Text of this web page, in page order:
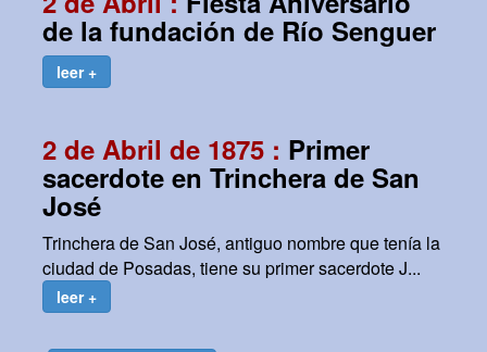
de la fundación de Río Senguer
leer +
2 de Abril de 1875 : Primer
sacerdote en Trinchera de San
José
Trinchera de San José, antiguo nombre que tenía la
ciudad de Posadas, tiene su primer sacerdote J...
leer +